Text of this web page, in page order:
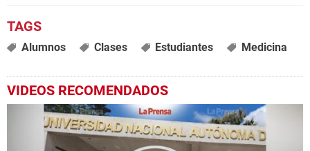
Alumnos Clases Estudiantes Medicina
VIDEOS RECOMENDADOS